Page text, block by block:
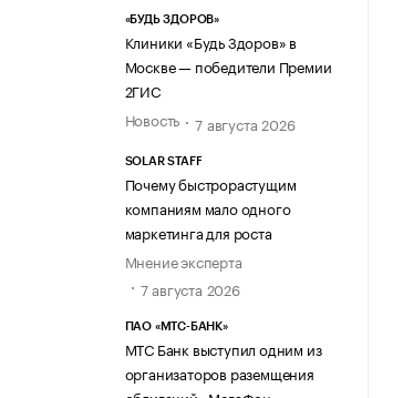
«БУДЬ ЗДОРОВ»
Клиники «Будь Здоров» в
Москве — победители Премии
2ГИС
Новость
7 августа 2026
SOLAR STAFF
Почему быстрорастущим
компаниям мало одного
маркетинга для роста
Мнение эксперта
7 августа 2026
ПАО «МТС-БАНК»
МТС Банк выступил одним из
организаторов раземщения